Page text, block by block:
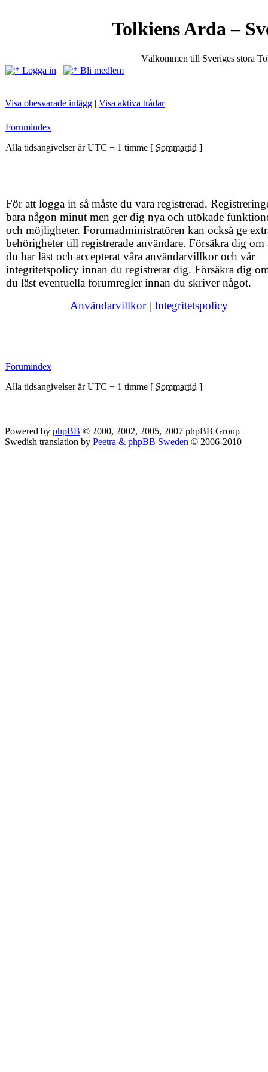
Tolkiens Arda –
Välkommen till Sveriges stora
Logga in
Bli medlem
Visa obesvarade inlägg | Visa aktiva trådar
Forumindex
Alla tidsangivelser är UTC + 1 timme [ Sommartid ]
För att logga in så måste du vara registrerad.
bara någon minut men ger dig nya och utökade
och möjligheter. Forumadministratören kan också ge
behörigheter till registrerade användare. Försäkra dig om
du har läst och accepterat våra användarvillkor och vår
integritetspolicy innan du registrerar dig. Försäkra dig
du läst eventuella forumregler innan du skriver något.
Användarvillkor| Integritetspolicy
Forumindex
Alla tidsangivelser är UTC + 1 timme [ Sommartid ]
Powered by phpBB © 2000, 2002, 2005, 2007 phpBB Group
Swedish translation by Peetra & phpBB Sweden © 2006-2010